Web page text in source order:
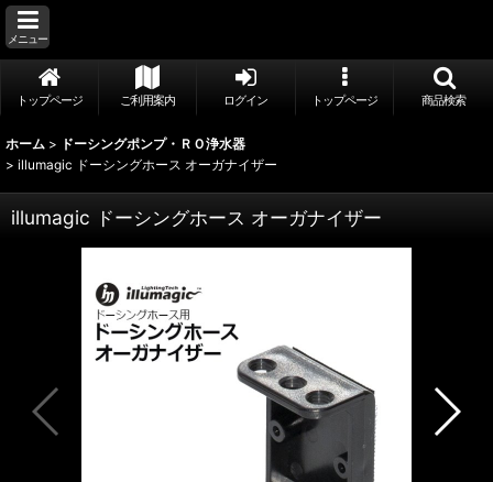
メニュー
トップページ ご利用案内 ログイン トップページ 商品検索
ホーム > ドーシングポンプ・ＲＯ浄水器
> illumagic ドーシングホース オーガナイザー
illumagic ドーシングホース オーガナイザー